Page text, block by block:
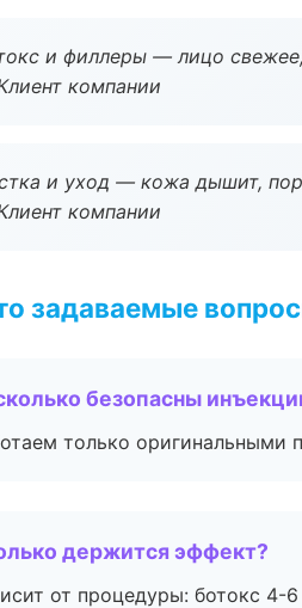
и филлеры — лицо
компании
и уход — кожа дышит,
компании
задаваемые
безопасны
только
держится эффект?
от процедуры: ботокс